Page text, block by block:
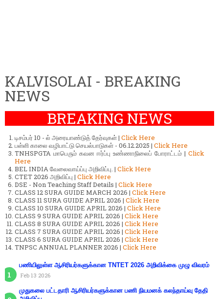
KALVISOLAI - BREAKING
NEWS
BREAKING NEWS
டிசம்பர் 10 - ல் அரையாண்டுத் தேர்வுகள் | Click Here
பள்ளி காலை வழிபாட்டு செயல்பாடுகள் - 06.12.2025 | Click Here
TNHSPGTA மாபெரும் கவன ஈர்ப்பு உண்ணாநிலைப் போராட்டம் | Click
Here
BEL INDIA வேலைவாய்ப்பு அறிவிப்பு. | Click Here
CTET 2026 அறிவிப்பு | Click Here
DSE - Non Teaching Staff Details | Click Here
CLASS 12 SURA GUIDE MARCH 2026 | Click Here
CLASS 11 SURA GUIDE APRIL 2026 | Click Here
CLASS 10 SURA GUIDE APRIL 2026 | Click Here
CLASS 9 SURA GUIDE APRIL 2026 | Click Here
CLASS 8 SURA GUIDE APRIL 2026 | Click Here
CLASS 7 SURA GUIDE APRIL 2026 | Click Here
CLASS 6 SURA GUIDE APRIL 2026 | Click Here
TNPSC ANNUAL PLANNER 2026 | Click Here
பணியிலுள்ள ஆசிரியர்களுக்கான TNTET 2026 அறிவிக்கை முழு விவரம்
Feb 13 2026
முதுகலை பட்டதாரி ஆசிரியர்களுக்கான பணி நியமனக் கலந்தாய்வு தேதி